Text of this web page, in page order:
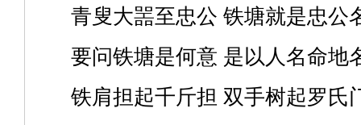
青叟大噐至忠公 铁塘就是忠公
要问铁塘是何意 是以人名命地
铁肩担起千斤担 双手树起罗氏